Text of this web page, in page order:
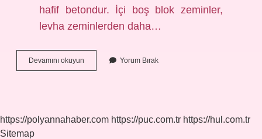
hafif betondur. İçi boş blok zeminler,
levha zeminlerden daha…
Devamını okuyun Asmolen
Tuğla
Yorum Bırak
https://polyannahaber.com https://puc.com.tr https://hul.com.tr
Sitemap